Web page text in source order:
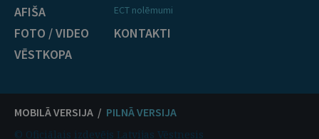
AFIŠA
FOTO / VIDEO
VĒSTKOPA
ECT nolēmumi
KONTAKTI
MOBILĀ VERSIJA / PILNĀ VERSIJA
© Oficiālais izdevējs Latvijas Vēstnesis